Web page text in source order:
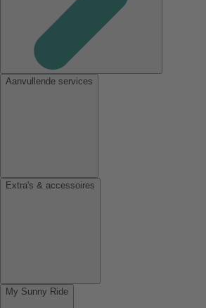
Aanvullende services
Extra's & accessoires
My Sunny Ride